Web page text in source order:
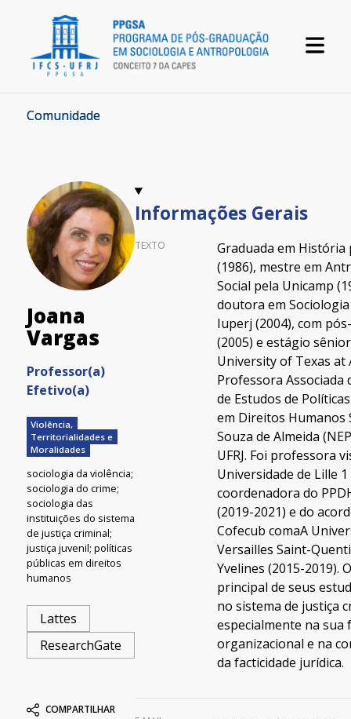
Comunidade
Joana
Vargas
Professor(a)
Efetivo(a)
Violência,
Territorialidades e
Moralidades
sociologia da violência;
sociologia do crime;
sociologia das
instituições do sistema
de justiça criminal;
justiça juvenil; políticas
públicas em direitos
humanos
Lattes
ResearchGate
COMPARTILHAR
Informações Gerais
TEXTO
Graduada em História
(1986), mestre em
Social pela Unicamp
doutora em
Iuperj (2004), com
(2005) e estágio
University of Texas at
Professora Associada
de Estudos de
em Direitos Humanos
Souza de Almeida
UFRJ. Foi professora
Universidade de Lille 1
coordenadora do
(2019-2021) e do
Cofecub comaA
Versailles Saint-
Yvelines (2015-2019).
principal de seus
no sistema de justiça
especialmente na sua
organizacional e na
da facticidade jurídica.